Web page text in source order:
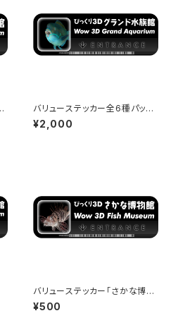
バリューステッカー全6種パック
- 150x50mm - Wow 3D Mu
seum Entrance
¥2,000
バリューステッカー「さかな博物
館」 - 150x50mm - Wow 3D
Museum Entrance
¥500